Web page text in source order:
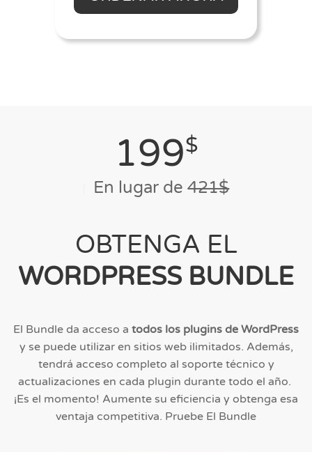
199$
En lugar de421$
OBTENGA EL
WORDPRESS BUNDLE
El Bundle da acceso a todos los plugins de WordPress
y se puede utilizar en sitios web ilimitados. Además,
tendrá acceso completo al soporte técnico y
actualizaciones en cada plugin durante todo el año.
¡Es el momento! Aumente su eficiencia y obtenga esa
ventaja competitiva. Pruebe El Bundle